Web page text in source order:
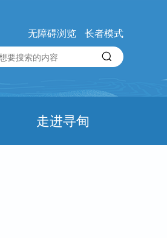
无障碍浏览 长者模式
走进寻甸